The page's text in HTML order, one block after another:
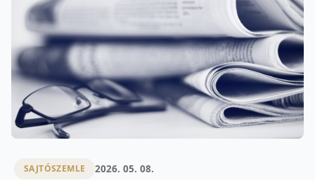
SAJTÓSZEMLE 2026. 05. 08.